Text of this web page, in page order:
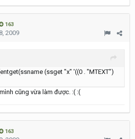
163
2009
(ssget "x" '((0 . "MTEXT")
cũng vừa làm được. :( :(
163